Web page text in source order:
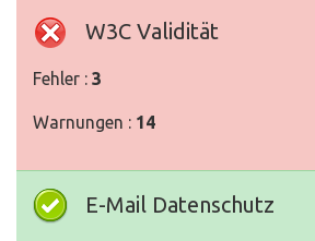
W3C Validität
Fehler : 3
Warnungen : 14
E-Mail Datenschutz